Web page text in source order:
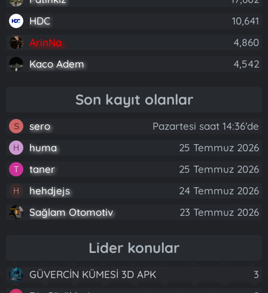
HDC
10,641
ArinNa
4,860
Kaco Adem
4,542
Son kayıt olanlar
S sero Pazartesi saat 14:36'de
H huma 25 Temmuz 2026
T taner 25 Temmuz 2026
H hehdjejs
24 Temmuz 2026
Sağlam Otomotiv
23 Temmuz 2026
Lider konular
GÜVERCİN KÜMESİ 3D APK 3